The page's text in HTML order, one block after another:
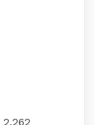
2.262